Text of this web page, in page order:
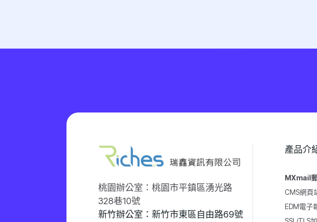
桃園辦公室：桃園市平鎮區湧光路
328巷10號
新竹辦公室：新竹市東區自由路69號
產品介
MXmail
CMS網頁
EDM電子